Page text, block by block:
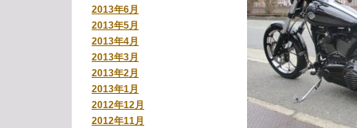
2013年6月
2013年5月
2013年4月
2013年3月
2013年2月
2013年1月
2012年12月
2012年11月